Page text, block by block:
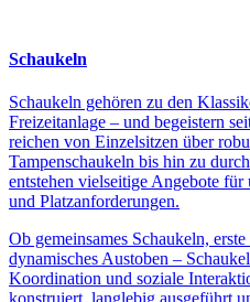
Schaukeln
Schaukeln gehören zu den
Freizeitanlage – und begeistern
reichen von Einzelsitzen über
Tampenschaukeln bis hin zu
entstehen vielseitige Angebote
und Platzanforderungen.
Ob gemeinsames Schaukeln,
dynamisches Austoben –
Koordination und soziale